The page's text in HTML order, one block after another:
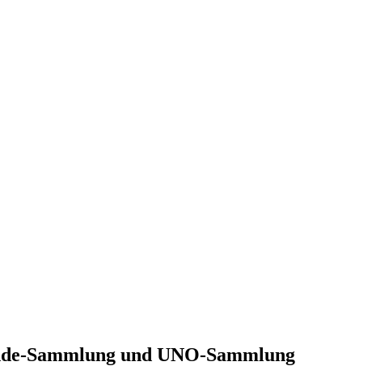
Sammlung und UNO-Sammlung